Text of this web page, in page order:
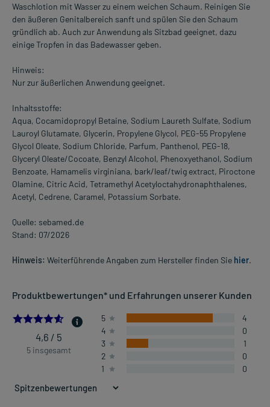
Waschlotion mit Wasser zu einem weichen Schaum. Reinigen Sie
den äußeren Genitalbereich sanft und spülen Sie den Schaum
gründlich ab. Auch zur Anwendung als Sitzbad geeignet, dazu
einige Tropfen in das Badewasser geben.
Hinweis:
Nur zur äußerlichen Anwendung geeignet.
Inhaltsstoffe:
Aqua, Cocamidopropyl Betaine, Sodium Laureth Sulfate, Sodium
Lauroyl Glutamate, Glycerin, Propylene Glycol, PEG-55 Propylene
Glycol Oleate, Sodium Chloride, Parfum, Panthenol, PEG-18,
Glyceryl Oleate/Cocoate, Benzyl Alcohol, Phenoxyethanol, Sodium
Benzoate, Hamamelis virginiana, bark/leaf/twig extract, Piroctone
Olamine, Citric Acid, Tetramethyl Acetyloctahydronaphthalenes,
Acetyl, Cedrene, Caramel, Potassium Sorbate.
Quelle: sebamed.de
Stand: 07/2026
Hinweis: Weiterführende Angaben zum Hersteller finden Sie hier.
Produktbewertungen* und Erfahrungen unserer Kunden
4.6
4,6 / 5
5 insgesamt
5
4
4
0
3
1
2
0
1
0